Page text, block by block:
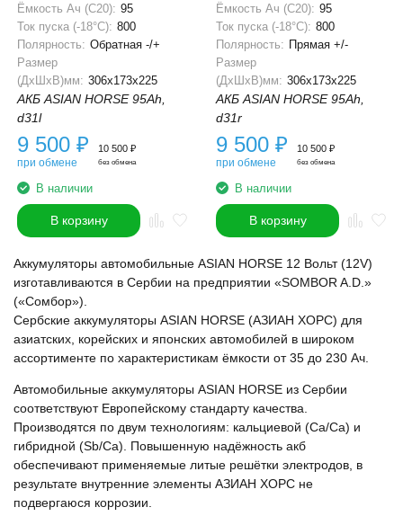
Ёмкость Ач (С20): 95
Ток пуска (-18°С): 800
Полярность: Обратная -/+
Размер
(ДхШхВ)мм: 306x173x225
АКБ ASIAN HORSE 95Ah,
d31l
9 500 ₽
при обмене
10 500 ₽
без обмена
В наличии
В корзину
Ёмкость Ач (С20): 95
Ток пуска (-18°С): 800
Полярность: Прямая +/-
Размер
(ДхШхВ)мм: 306x173x225
АКБ ASIAN HORSE 95Ah,
d31r
9 500 ₽
при обмене
10 500 ₽
без обмена
В наличии
В корзину
Аккумуляторы автомобильные ASIAN HORSE 12 Вольт (12V)
изготавливаются в Сербии на предприятии «SOMBOR A.D.»
(«Сомбор»).
Сербские аккумуляторы ASIAN HORSE (АЗИАН ХОРС) для
азиатских, корейских и японских автомобилей в широком
ассортименте по характеристикам ёмкости от 35 до 230 Ач.
Автомобильные аккумуляторы ASIAN HORSE из Сербии
соответствуют Европейскому стандарту качества.
Производятся по двум технологиям: кальциевой (Ca/Ca) и
гибридной (Sb/Ca). Повышенную надёжность акб
обеспечивают применяемые литые решётки электродов, в
результате внутренние элементы АЗИАН ХОРС не
подвергаюся коррозии.